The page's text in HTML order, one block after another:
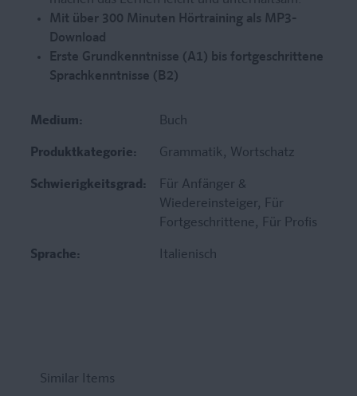
Mit über 300 Minuten Hörtraining als MP3-
Download
Erste Grundkenntnisse (A1) bis fortgeschrittene
Sprachkenntnisse (B2)
Medium: Buch
Produktkategorie: Grammatik , Wortschatz
Schwierigkeitsgrad:
Für Anfänger &
Wiedereinsteiger, Für
Fortgeschrittene, Für Profis
Sprache: Italienisch
Similar Items